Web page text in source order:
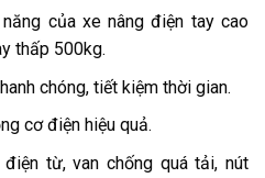
của xe nâng điện tay cao
thấp 500kg.
chóng, tiết kiệm thời gian.
cơ điện hiệu quả.
điện từ, van chống quá tải, nút